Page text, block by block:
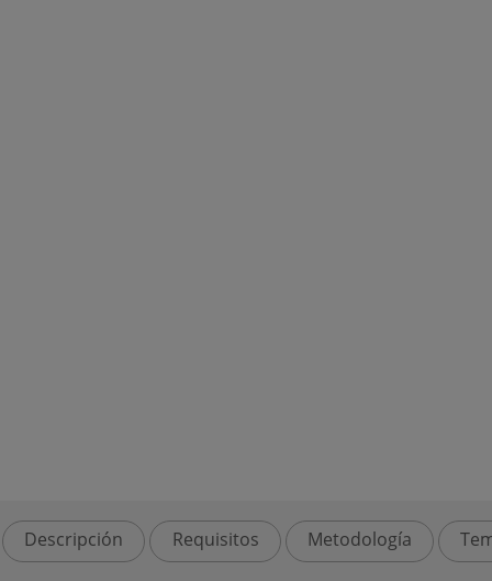
Descripción Requisitos Metodología